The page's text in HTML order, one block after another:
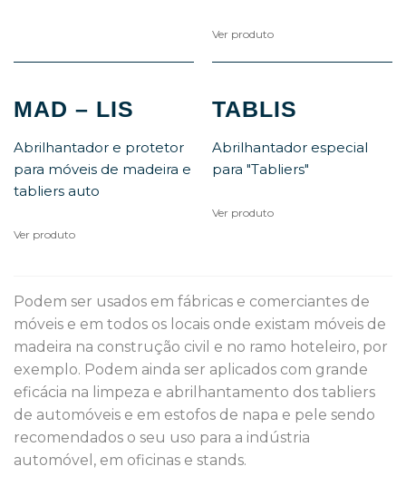
Ver produto
MAD – LIS
Abrilhantador e protetor
para móveis de madeira e
tabliers auto
Ver produto
TABLIS
Abrilhantador especial
para "Tabliers"
Ver produto
Podem ser usados em fábricas e comerciantes de
móveis e em todos os locais onde existam móveis de
madeira na construção civil e no ramo hoteleiro, por
exemplo. Podem ainda ser aplicados com grande
eficácia na limpeza e abrilhantamento dos tabliers
de automóveis e em estofos de napa e pele sendo
recomendados o seu uso para a indústria
automóvel, em oficinas e stands.